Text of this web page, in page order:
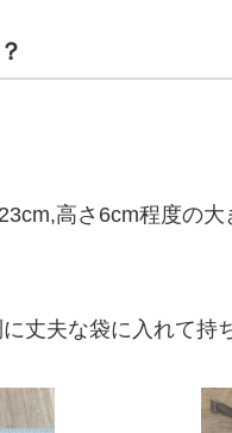
高さ6cm程度の
丈夫な袋に入れて持